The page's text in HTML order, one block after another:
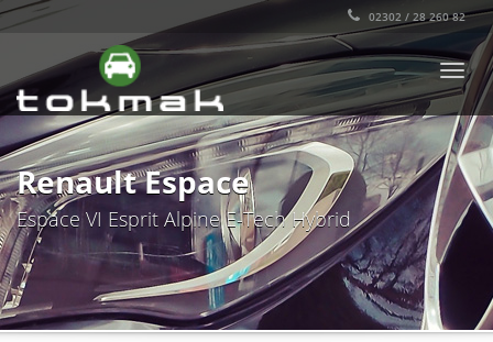
02302 / 28 260 82
Renault Espace
Espace VI Esprit Alpine E-Tech Hybrid